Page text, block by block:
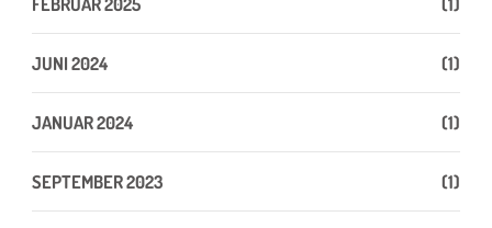
JUNI 2024 (1)
JANUAR 2024 (1)
SEPTEMBER 2023 (1)